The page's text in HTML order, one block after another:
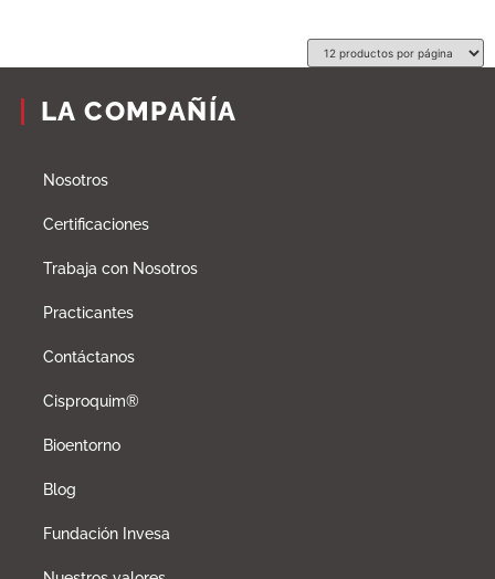
LA COMPAÑÍA
Nosotros
Certificaciones
Trabaja con Nosotros
Practicantes
Contáctanos
Cisproquim®
Bioentorno
Blog
Fundación Invesa